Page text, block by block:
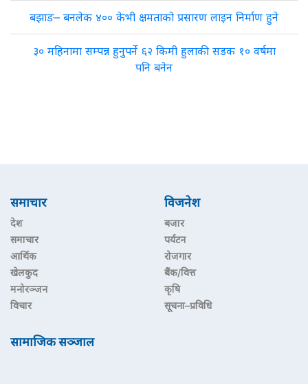
बझाङ– बनलेक ४०० केभी क्षमताको प्रसारण लाइन निर्माण हुने
३० महिनामा सम्पन्न हुनुपर्ने ६२ किमी हुलाकी सडक १० वर्षमा
पनि बनेन
समाचार
देश
समाचार
आर्थिक
खेलकुद
मनोरञ्जन
विचार
विजनेश
बजार
पर्यटन
रोजगार
बैंक/वित्त
कृषि
सूचना–प्रविधि
सामाजिक सञ्जाल